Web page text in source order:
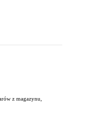
z magazynu,